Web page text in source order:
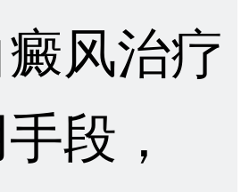
风治疗
段，